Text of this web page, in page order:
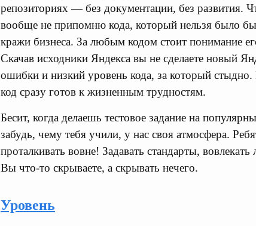
репозиториях — без документации, без развития.
вообще не припомню кода, который нельзя было
кражи бизнеса. За любым кодом стоит понимание
Скачав исходники Яндекса вы не сделаете новый
ошибки и низкий уровень кода, за который
код сразу готов к жизненным трудностям.
Бесит, когда делаешь тестовое задание на
забудь, чему тебя учили, у нас своя атмосфера.
проталкивать вовне! Задавать стандарты,
Вы что-то скрываете, а скрывать нечего.
Уровень